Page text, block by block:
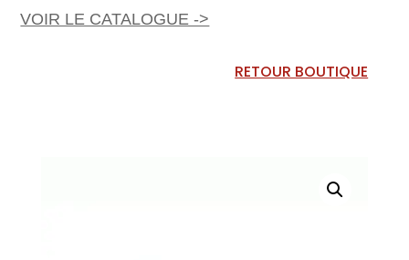
VOIR LE CATALOGUE ->
RETOUR BOUTIQUE